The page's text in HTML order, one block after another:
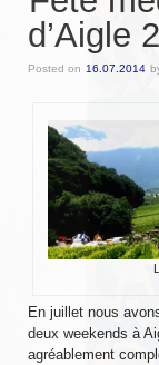
Messire Denis
Messire Catherine
Messire Edite
Messire Laurent
Harald
Sylvain
d’Aigle
Posted on 16.07.2014
En juillet nous
deux weekends à
agréablement